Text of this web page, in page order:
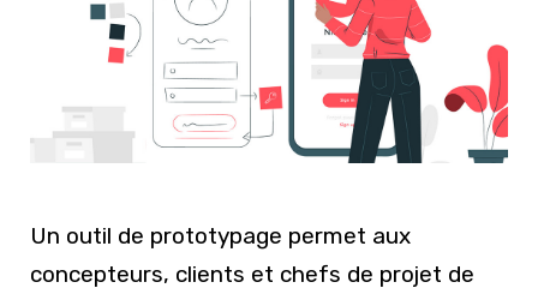
Un outil de prototypage permet aux
concepteurs, clients et chefs de projet de